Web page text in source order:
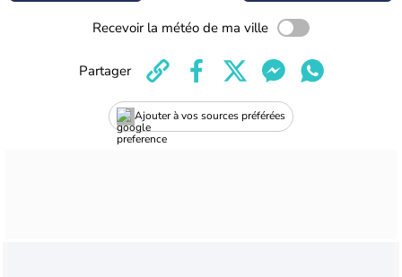
Recevoir la météo de ma ville
Ajouter à vos sources préférées
Partager